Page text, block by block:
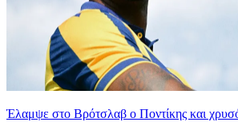
Έλαμψε στο Βρότσλαβ ο Ποντίκης και